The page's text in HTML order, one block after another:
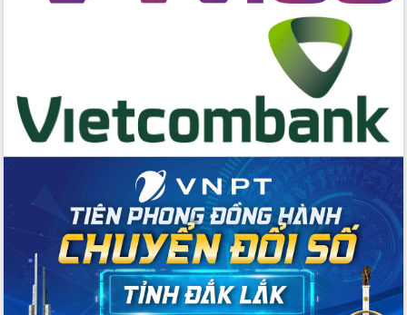
Thứ trưởng Bộ Y tế làm việc với tỉnh
Đắk Lắk về phát triển nhân lực y tế
cho trạm y tế cấp xã
Du lịch Đắk Lắk nâng tầm trải nghiệm
du khách thông qua Hệ thống cơ sở dữ
liệu và Bản đồ số
Tập huấn ứng dụng trí tuệ nhân tạo (AI)
trong thương mại điện tử năm 2026
Đoàn đại biểu Quốc hội tỉnh Đắk Lắk
trao đổi thông tin trước Kỳ họp thứ
nhất, Quốc hội khóa XVI